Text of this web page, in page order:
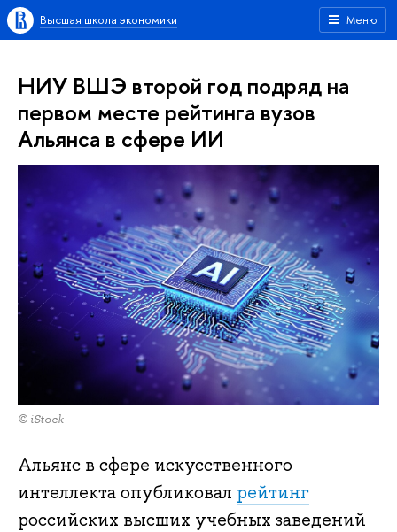
Меню
Высшая школа экономики
НИУ ВШЭ второй год подряд на
первом месте рейтинга вузов
Альянса в сфере ИИ
© iStock
Альянс в сфере искусственного
интеллекта опубликовал рейтинг
российских высших учебных заведений